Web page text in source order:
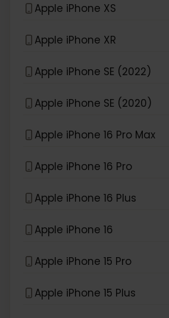
Apple iPhone XS
Apple iPhone XR
Apple iPhone SE (2022)
Apple iPhone SE (2020)
Apple iPhone 16 Pro Max
Apple iPhone 16 Pro
Apple iPhone 16 Plus
Apple iPhone 16
Apple iPhone 15 Pro
Apple iPhone 15 Plus